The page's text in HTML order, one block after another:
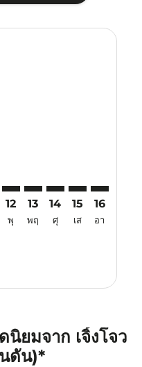
12
พุ
13
พฤ
14
ศุ
15
เส
16
อา
นิยมจาก เจิ้งโจว
ดัน)*